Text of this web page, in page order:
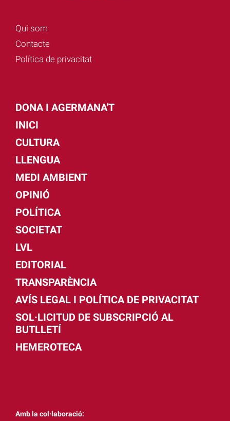
Qui som
Contacte
Política de privacitat
DONA I AGERMANA'T
INICI
CULTURA
LLENGUA
MEDI AMBIENT
OPINIÓ
POLÍTICA
SOCIETAT
LVL
EDITORIAL
TRANSPARÈNCIA
AVÍS LEGAL I POLÍTICA DE PRIVACITAT
SOL·LICITUD DE SUBSCRIPCIÓ AL
BUTLLETÍ
HEMEROTECA
Amb la col·laboració: